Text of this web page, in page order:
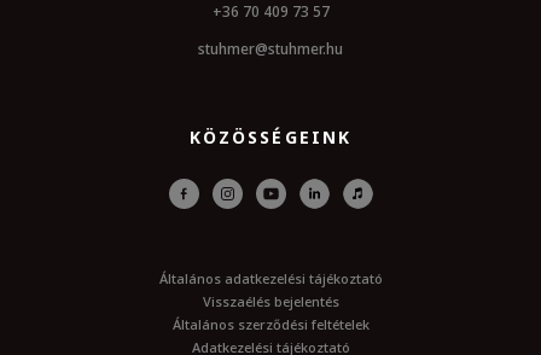
+36 70 409 73 57
stuhmer@stuhmer.hu
KÖZÖSSÉGEINK
Általános adatkezelési tájékoztató
Visszaélés bejelentés
Általános szerződési feltételek
Adatkezelési tájékoztató